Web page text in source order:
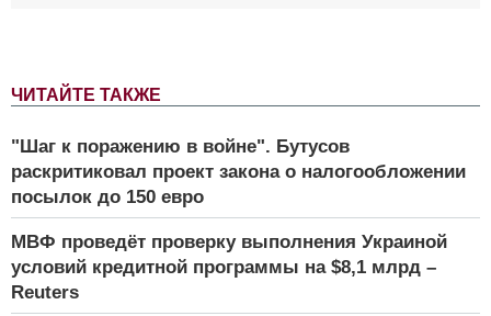
ЧИТАЙТЕ ТАКЖЕ
"Шаг к поражению в войне". Бутусов
раскритиковал проект закона о налогообложении
посылок до 150 евро
МВФ проведёт проверку выполнения Украиной
условий кредитной программы на $8,1 млрд –
Reuters